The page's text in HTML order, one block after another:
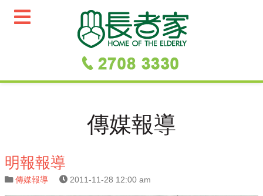
傳媒報導
明報報導
傳媒報導 2011-11-28 12:00 am